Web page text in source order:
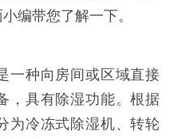
编带您了解一下。
种向房间或区域直接
，具有除湿功能。根据
为冷冻式除湿机、转轮